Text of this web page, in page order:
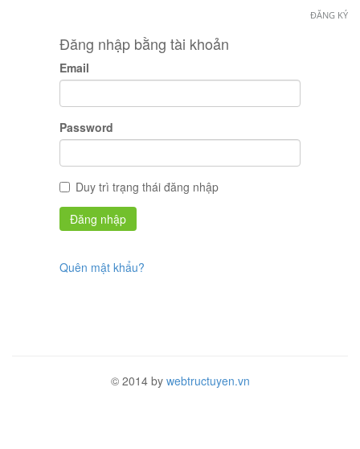
ĐĂNG KÝ
Đăng nhập bằng tài khoản
Email
Password
Duy trì trạng thái đăng nhập
Quên mật khẩu?
© 2014 by webtructuyen.vn